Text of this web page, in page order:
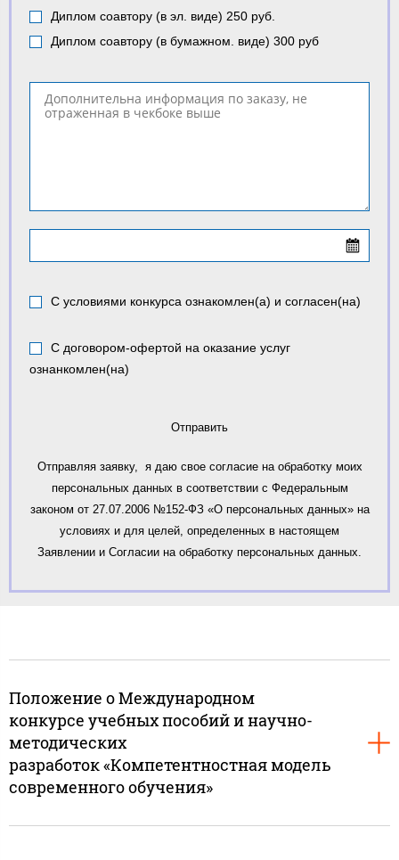
Диплом соавтору (в эл. виде) 250 руб.
Диплом соавтору (в бумажном. виде) 300 руб
С условиями конкурса ознакомлен(а) и согласен(на)
С договором-офертой на оказание услуг
ознанкомлен(на)
Отправить
Отправляя заявку, я даю свое согласие на обработку моих
персональных данных в соответствии с Федеральным
законом от 27.07.2006 №152-ФЗ «О персональных данных» на
условиях и для целей, определенных в настоящем
Заявлении и Согласии на обработку персональных данных.
Положение о Международном
конкурсе учебных пособий и научно-
методических
разработок «Компетентностная модель
современного обучения»